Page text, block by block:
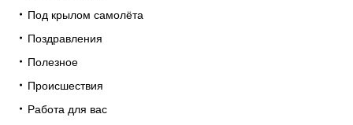
Под крылом самолёта
Поздравления
Полезное
Происшествия
Работа для вас